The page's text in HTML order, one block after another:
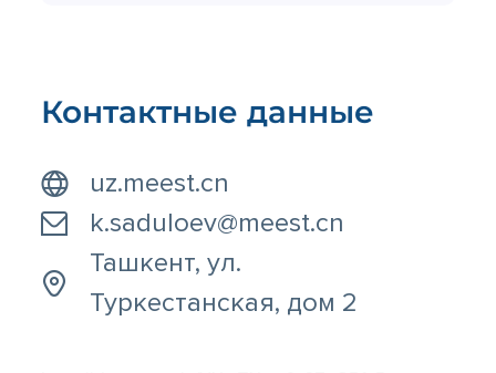
Контактные данные
uz.meest.cn
k.saduloev@meest.cn
Ташкент, ул.
Туркестанская, дом 2